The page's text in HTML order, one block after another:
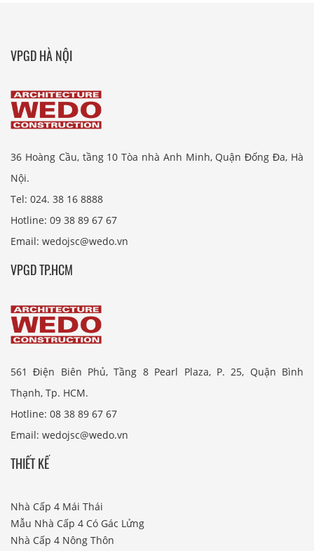
VPGD HÀ NỘI
36 Hoàng Cầu, tầng 10 Tòa nhà Anh Minh, Quận Đống Đa, Hà
Nội.
Tel: 024. 38 16 8888
Hotline: 09 38 89 67 67
Email: wedojsc@wedo.vn
VPGD TP.HCM
561 Điện Biên Phủ, Tầng 8 Pearl Plaza, P. 25, Quận Bình
Thạnh, Tp. HCM.
Hotline: 08 38 89 67 67
Email: wedojsc@wedo.vn
THIẾT KẾ
Nhà Cấp 4 Mái Thái
Mẫu Nhà Cấp 4 Có Gác Lửng
Nhà Cấp 4 Nông Thôn